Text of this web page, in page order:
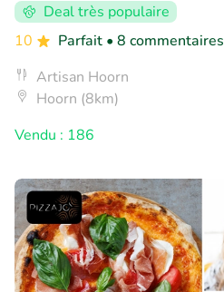
Deal très populaire
10
Parfait • 8 commentaires
Artisan Hoorn
Hoorn (8km)
Vendu : 186